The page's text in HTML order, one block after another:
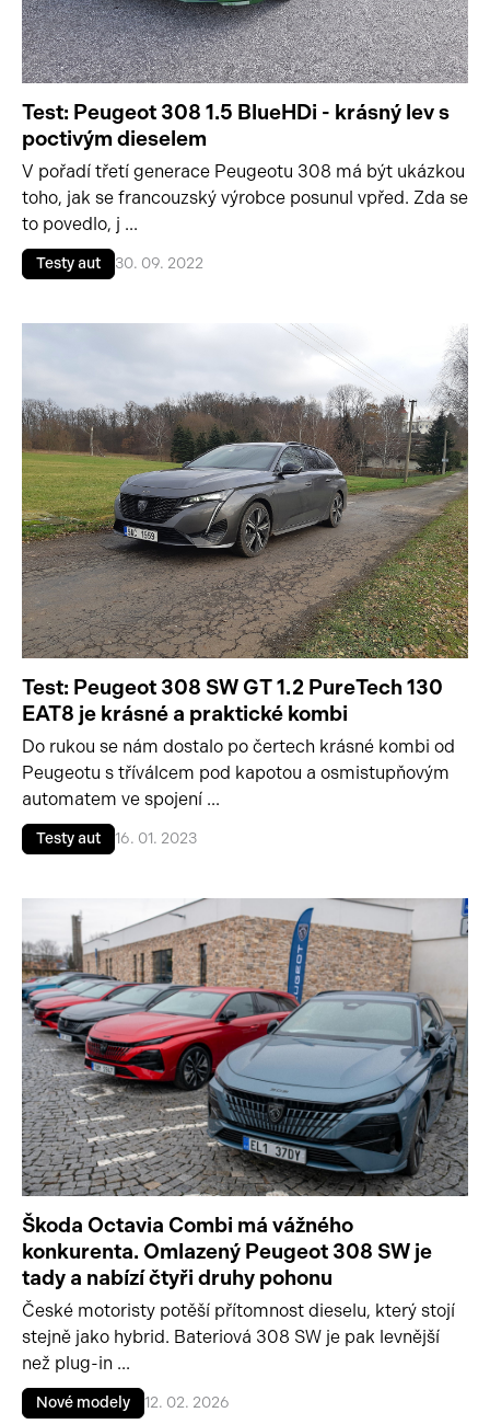
Test: Peugeot 308 1.5 BlueHDi - krásný lev s
poctivým dieselem
V pořadí třetí generace Peugeotu 308 má být ukázkou
toho, jak se francouzský výrobce posunul vpřed. Zda se
to povedlo, j ...
Testy aut 30. 09. 2022
Test: Peugeot 308 SW GT 1.2 PureTech 130
EAT8 je krásné a praktické kombi
Do rukou se nám dostalo po čertech krásné kombi od
Peugeotu s tříválcem pod kapotou a osmistupňovým
automatem ve spojení ...
Testy aut 16. 01. 2023
Škoda Octavia Combi má vážného
konkurenta. Omlazený Peugeot 308 SW je
tady a nabízí čtyři druhy pohonu
České motoristy potěší přítomnost dieselu, který stojí
stejně jako hybrid. Bateriová 308 SW je pak levnější
než plug-in ...
Nové modely 12. 02. 2026